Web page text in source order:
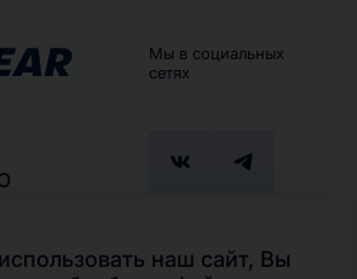
Мы в социальных
сетях
наш сайт, Вы